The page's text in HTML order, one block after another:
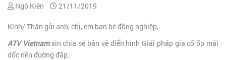
Ngô Kiên 21/11/2019
Kính/ Thân gửi anh, chị, em bạn bè đồng nghiệp,
ATV Vietnamxin chia sẻ bản vẽ điển hình Giải pháp gia cố ốp mái
dốc nền đường đắp.